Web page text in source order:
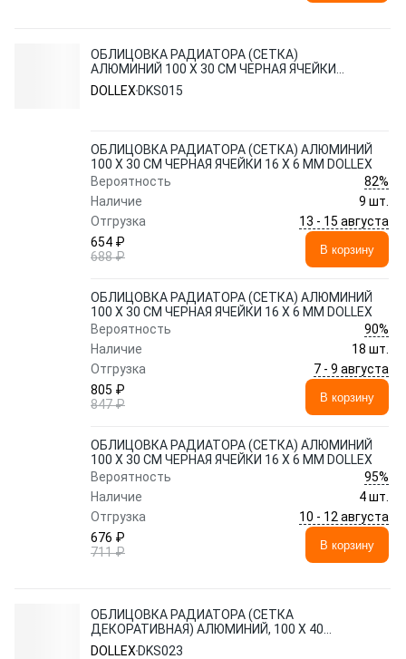
ОБЛИЦОВКА РАДИАТОРА (СЕТКА)
АЛЮМИНИЙ 100 Х 30 СМ ЧЕРНАЯ ЯЧЕЙКИ
16 Х 6 ММ DOLLEX
DOLLEX DKS015
ОБЛИЦОВКА РАДИАТОРА (СЕТКА) АЛЮМИНИЙ
100 Х 30 СМ ЧЕРНАЯ ЯЧЕЙКИ 16 Х 6 ММ DOLLEX
Вероятность
82%
Наличие
9 шт.
Отгрузка
13 - 15 августа
654 ₽
688 ₽
В корзину
ОБЛИЦОВКА РАДИАТОРА (СЕТКА) АЛЮМИНИЙ
100 Х 30 СМ ЧЕРНАЯ ЯЧЕЙКИ 16 Х 6 ММ DOLLEX
Вероятность
90%
Наличие
18 шт.
Отгрузка
7 - 9 августа
805 ₽
847 ₽
В корзину
ОБЛИЦОВКА РАДИАТОРА (СЕТКА) АЛЮМИНИЙ
100 Х 30 СМ ЧЕРНАЯ ЯЧЕЙКИ 16 Х 6 ММ DOLLEX
Вероятность
95%
Наличие
4 шт.
Отгрузка
10 - 12 августа
676 ₽
711 ₽
В корзину
ОБЛИЦОВКА РАДИАТОРА (СЕТКА
ДЕКОРАТИВНАЯ) АЛЮМИНИЙ, 100 Х 40
СМ, ЧЕРНАЯ, ЯЧЕЙКИ 15ММ Х 4,5ММ
DOLLEX DKS023